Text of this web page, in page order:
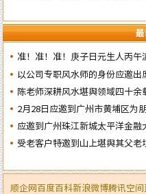
准！准！准！庚子日元生人丙午
以公司专职风水师的身份应邀
周年庆典
陈老师深耕风水堪舆领域四十余
2月28日应邀到广州市黄埔区为
应邀到广州珠江新城太平洋金融
受老客户特邀到山上堪舆其父老
顺企网百度百科新浪微博腾讯空间